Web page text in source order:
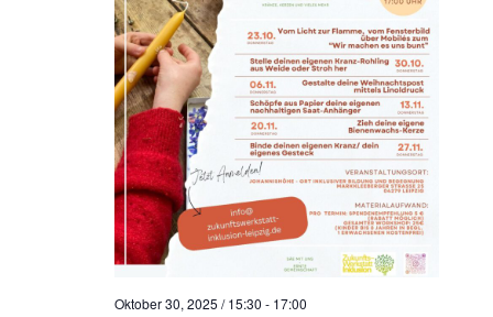
Oktober 30, 2025 / 15:30 - 17:00